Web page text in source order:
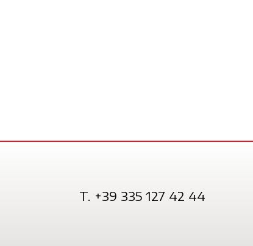
T. +39 335 127 42 44